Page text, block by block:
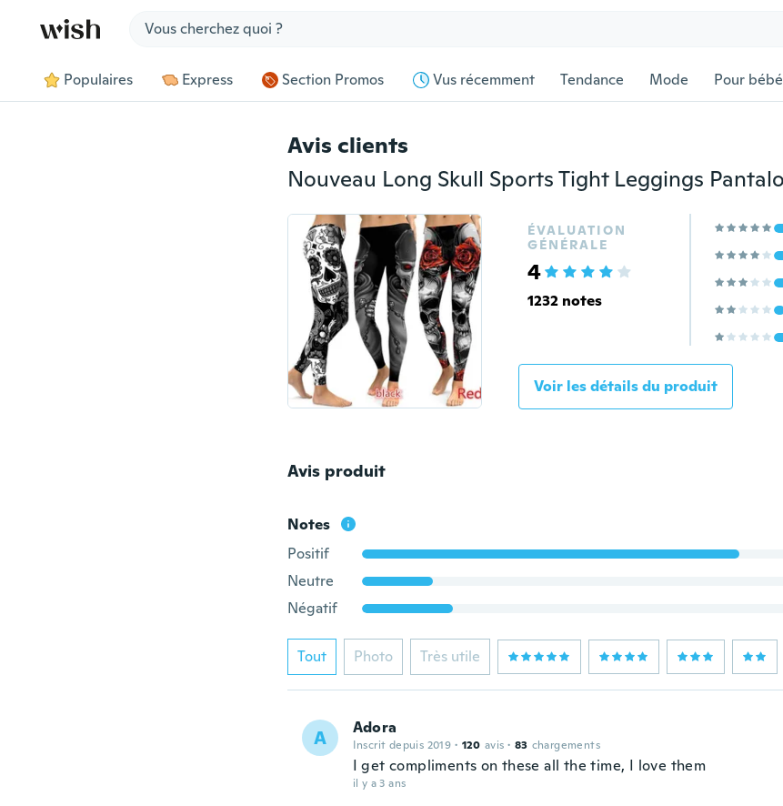
Populaires Express Section Promos Vus récemment Tendance Mode Pour bébé
Avis clients
ÉVALUATION
GÉNÉRALE
4
1232 notes
Voir les détails du produit
Avis produit
Notes
Positif
Neutre
Négatif
Tout Photo Très utile
A Adora
Inscrit depuis 2019 · 120 avis · 83 chargements
I get compliments on these all the time, I love them
il y a 3 ans